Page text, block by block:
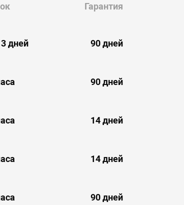
Гарантия
дней 90 дней
90 дней
14 дней
14 дней
90 дней